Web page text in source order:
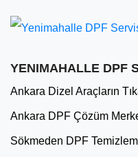
YENIMAHALLE DPF
Ankara Dizel Araçların
Ankara DPF Çözüm
Sökmeden DPF